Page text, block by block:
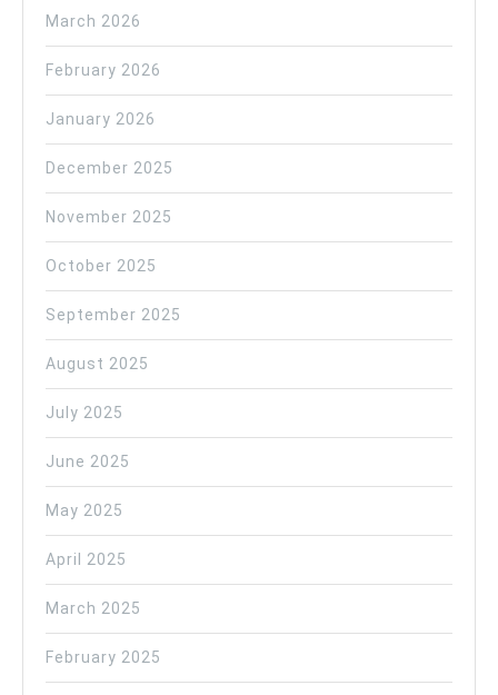
March 2026
February 2026
January 2026
December 2025
November 2025
October 2025
September 2025
August 2025
July 2025
June 2025
May 2025
April 2025
March 2025
February 2025